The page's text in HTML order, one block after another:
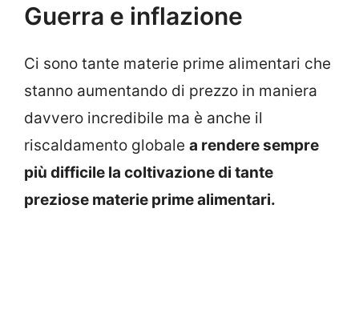
Guerra e inflazione
Ci sono tante materie prime alimentari che
stanno aumentando di prezzo in maniera
davvero incredibile ma è anche il
riscaldamento globale a rendere sempre
più difficile la coltivazione di tante
preziose materie prime alimentari.